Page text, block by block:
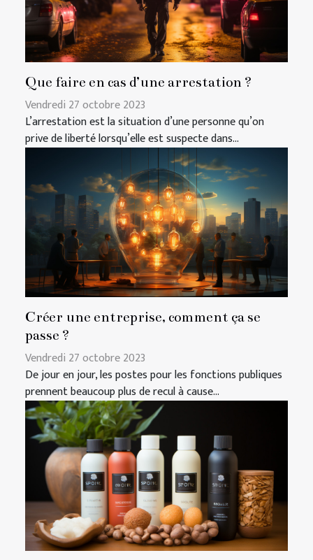
Que faire en cas d’une arrestation ?
Vendredi 27 octobre 2023
L’arrestation est la situation d’une personne qu’on
prive de liberté lorsqu’elle est suspecte dans...
Créer une entreprise, comment ça se
passe ?
Vendredi 27 octobre 2023
De jour en jour, les postes pour les fonctions publiques
prennent beaucoup plus de recul à cause...